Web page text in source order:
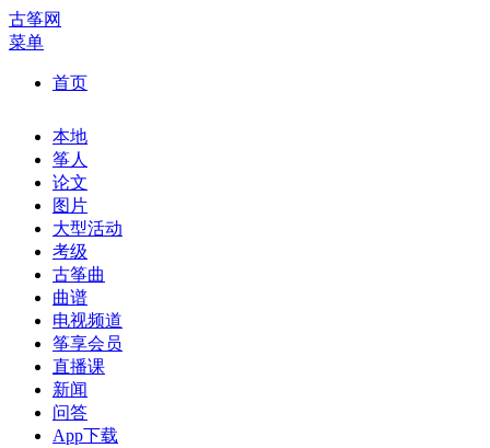
古筝网
菜单
首页
本地
筝人
论文
图片
大型活动
考级
古筝曲
曲谱
电视频道
筝享会员
直播课
新闻
问答
App下载